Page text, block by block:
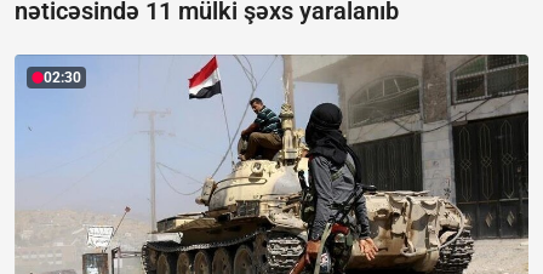
nəticəsində 11 mülki şəxs yaralanıb
02:30